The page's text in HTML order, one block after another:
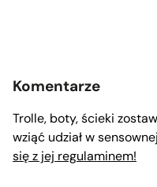
Komentarze
Trolle, boty, ścieki
wziąć udział w
się z jej regulaminem!